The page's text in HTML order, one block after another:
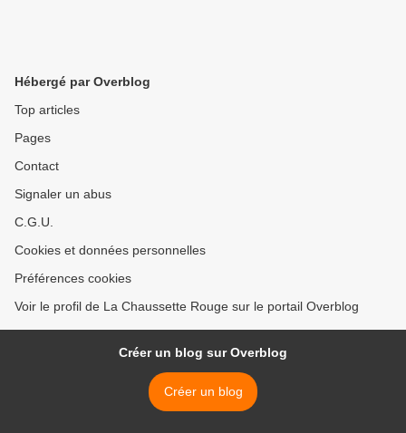
Hébergé par Overblog
Top articles
Pages
Contact
Signaler un abus
C.G.U.
Cookies et données personnelles
Préférences cookies
Voir le profil de La Chaussette Rouge sur le portail Overblog
Créer un blog sur Overblog
Créer un blog